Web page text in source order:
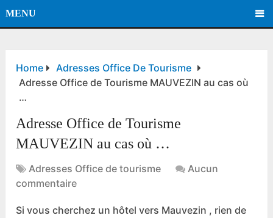
MENU
Home
Adresses Office De Tourisme
Adresse Office de Tourisme MAUVEZIN au cas où
…
Adresse Office de Tourisme
MAUVEZIN au cas où …
Adresses Office de tourisme
Aucun
commentaire
Si vous cherchez un hôtel vers Mauvezin , rien de